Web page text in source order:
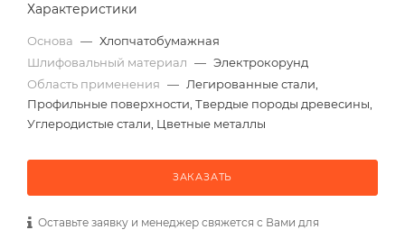
Характеристики
Основа — Хлопчатобумажная
Шлифовальный материал — Электрокорунд
Область применения — Легированные стали,
Профильные поверхности, Твердые породы древесины,
Углеродистые стали, Цветные металлы
ЗАКАЗАТЬ
Оставьте заявку и менеджер свяжется с Вами для